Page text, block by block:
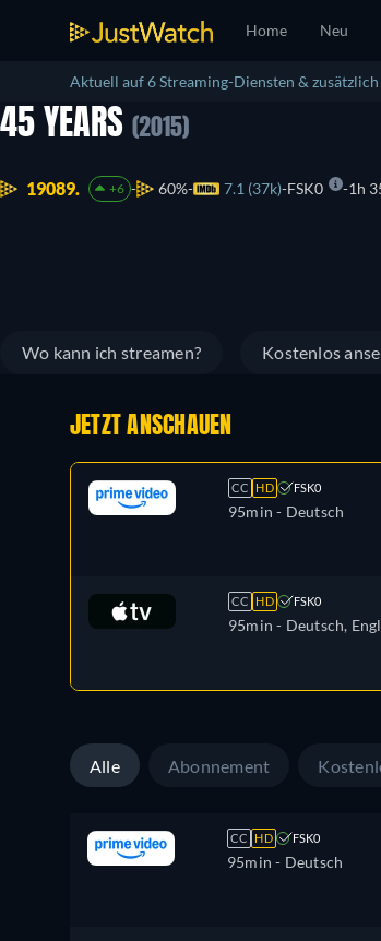
Home Neu
Aktuell auf 6 Streaming-Diensten &
45 YEARS (2015)
19089. +6 60% 7.1 (37k) FSK0 1h
Wo kann ich streamen? Kostenlos
JETZT ANSCHAUEN
CC HD FSK0
95min - Deutsch
CC HD FSK0
95min - Deutsch,
Alle Abonnement
CC HD FSK0
95min - Deutsch